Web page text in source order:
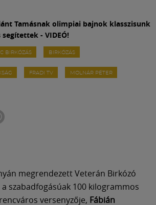
Tamásnak olimpiai bajnok klasszisunk
- VIDEÓ!
BIRKÓZÁS BIRKÓZÁS
FRADI TV MOLNÁR PÉTER
megrendezett Veterán Birkózó
szabadfogásúak 100 kilogrammos
versenyzője, Fábián